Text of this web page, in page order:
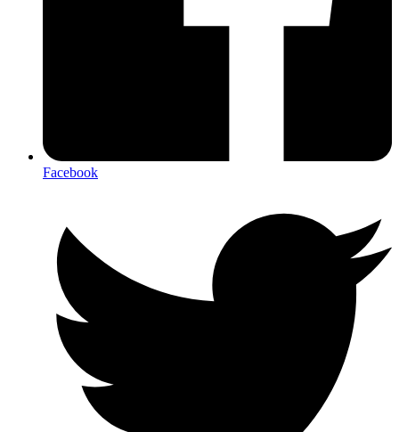
Facebook